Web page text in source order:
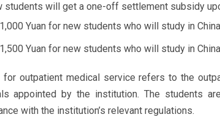
students will get a one-off settlement subsidy
Yuan for new students who will study in
Yuan for new students who will study in
for outpatient medical service refers to the
appointed by the institution. The students
with the institution’s relevant regulations.